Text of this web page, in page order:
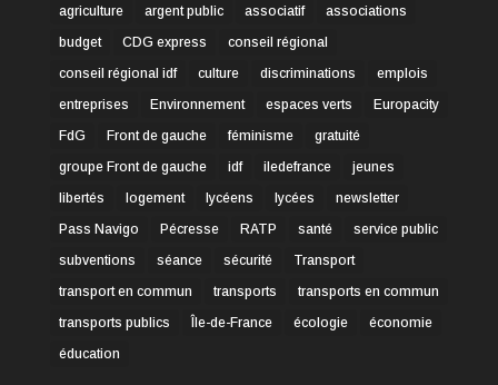
agriculture argent public associatif
associations
budget
CDG express
conseil régional
conseil régional idf
culture discriminations
emplois
entreprises
Environnement espaces verts
Europacity
FdG
Front de gauche féminisme
gratuité
groupe Front de gauche
idf iledefrance
jeunes
libertés
logement lycéens lycées
newsletter
Pass Navigo
Pécresse RATP santé
service public
subventions
séance sécurité
Transport
transport en commun
transports
transports en commun
transports publics
Île-de-France écologie
économie
éducation